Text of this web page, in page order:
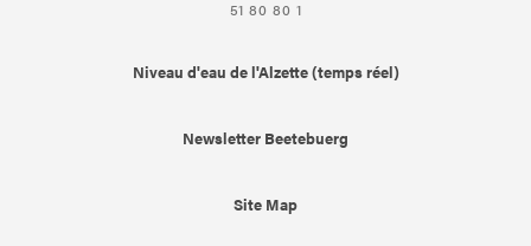
51 80 80 1
Niveau d'eau de l'Alzette (temps réel)
Newsletter Beetebuerg
Site Map